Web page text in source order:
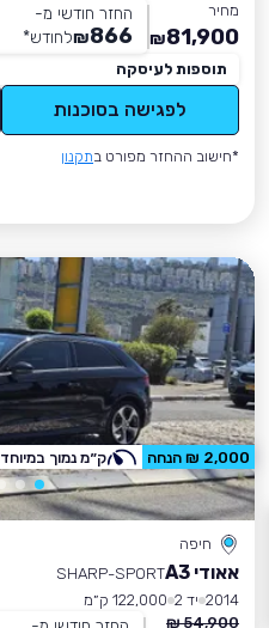
מחיר
81,900
₪
החזר חודשי מ-
866
₪לחודש*
תוספות לעיסקה
לפגישה בסוכנות
*חישוב ההחזר מפורט בתקנון
חיפה
אאודי A3
SHARP-SPORT
2014 יד 2
122,000 ק״מ
54,900 ₪
2,000 ₪ הנחה ק״מ נמוך במיוחד